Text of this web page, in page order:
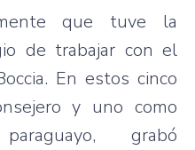
que tuve la
de trabajar con el
En estos cinco
y uno como
grabó